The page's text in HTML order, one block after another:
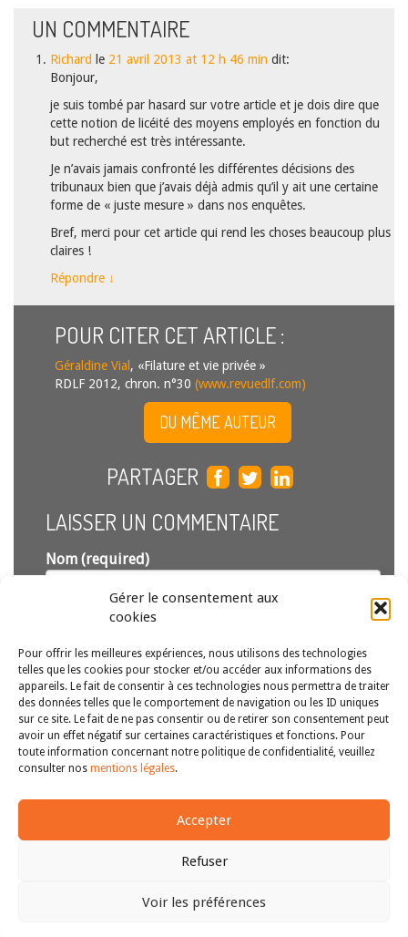
Gérer le consentement aux
cookies
Pour offrir les meilleures expériences, nous utilisons des technologies
telles que les cookies pour stocker et/ou accéder aux informations des
appareils. Le fait de consentir à ces technologies nous permettra de traiter
des données telles que le comportement de navigation ou les ID uniques
sur ce site. Le fait de ne pas consentir ou de retirer son consentement peut
avoir un effet négatif sur certaines caractéristiques et fonctions. Pour
toute information concernant notre politique de confidentialité, veuillez
consulter nos mentions légales.
Accepter
Refuser
Voir les préférences
UN COMMENTAIRE
Richard le 21 avril 2013 at 12 h 46 min dit:
Bonjour,
je suis tombé par hasard sur votre article et je dois dire que
cette notion de licéité des moyens employés en fonction du
but recherché est très intéressante.
Je n’avais jamais confronté les différentes décisions des
tribunaux bien que j’avais déjà admis qu’il y ait une certaine
forme de « juste mesure » dans nos enquêtes.
Bref, merci pour cet article qui rend les choses beaucoup plus
claires !
Répondre ↓
POUR CITER CET ARTICLE :
Géraldine Vial , «Filature et vie privée »
RDLF 2012, chron. n°30 (www.revuedlf.com)
DU MÊME AUTEUR
PARTAGER
LAISSER UN COMMENTAIRE
Nom (required)
Email (required)